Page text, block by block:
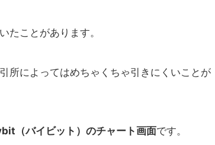
たことがあります。
所によってはめちゃくちゃ引きにくいことが
（バイビット）のチャート画面です。